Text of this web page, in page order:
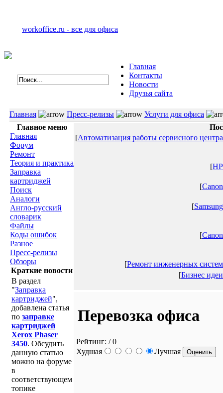
workoffice.ru - все для офиса
Главная
Контакты
Новости
Друзья сайта
Главная Пресс-релизы
Услуги для офиса
Главное меню
Главная
Форум
Ремонт
Теория и практика
Заправка
картриджей
Поиск
Аналоги
Англо-русский
словарик
Файлы
Коды ошибок
Разное
Пресс-релизы
Обзоры
Краткие новости
В раздел
"Заправка
картриджей",
добавлена статья
по заправке
картриджей
Xerox Phaser
3450. Обсудить
данную статью
можно на форуме
в
соответствующем
топике
[Автоматизация работы сервисного центра
[HP
[Canon
[Samsung
[Canon
[Ремонт инженерных систем
[Бизнес идеи
Перевозка офиса
Рейтинг: / 0
Худшая
Лучшая